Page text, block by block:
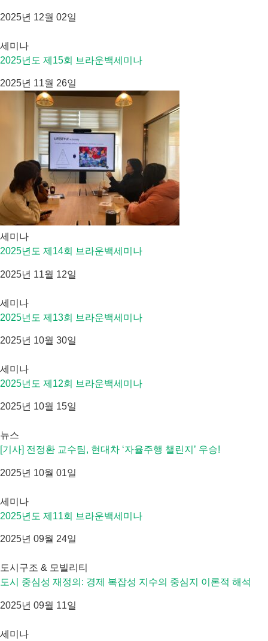
2025년 12월 02일
세미나
2025년도 제15회 브라운백세미나
2025년 11월 26일
세미나
2025년도 제14회 브라운백세미나
2025년 11월 12일
세미나
2025년도 제13회 브라운백세미나
2025년 10월 30일
세미나
2025년도 제12회 브라운백세미나
2025년 10월 15일
뉴스
[기사] 전정환 교수팀, 현대차 ‘자율주행 챌린지’ 우승!
2025년 10월 01일
세미나
2025년도 제11회 브라운백세미나
2025년 09월 24일
도시구조 & 모빌리티
도시 중심성 재정의: 경제 복잡성 지수의 중심지 이론적 해석
2025년 09월 11일
세미나